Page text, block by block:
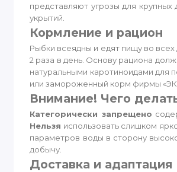
представляют угрозы для
укрытий.
Кормление и рацион
Рыбки всеядны и едят пищу во
2 раза в день. Основу рациона
натуральными каротиноидами для
или замороженный корм фирмы
Внимание! Чего
Категорически запрещено
Нельзя использовать слишком
параметров воды в сторону
добычу.
Доставка и адаптация